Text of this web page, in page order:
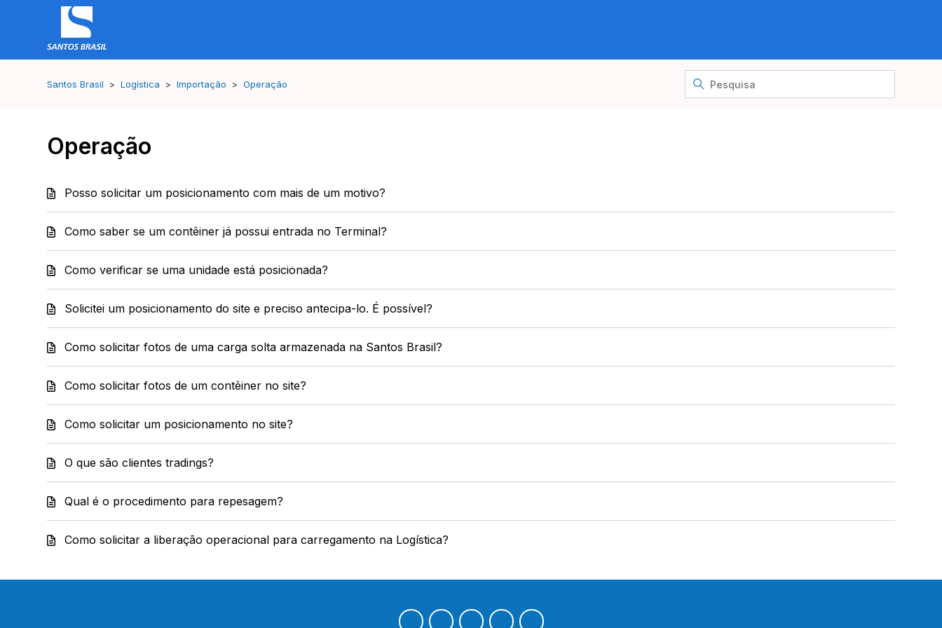
Santos Brasil Logística Importação Operação
Operação
Posso solicitar um posicionamento com mais de um motivo?
Como saber se um contêiner já possui entrada no Terminal?
Como verificar se uma unidade está posicionada?
Solicitei um posicionamento do site e preciso antecipa-lo. É possível?
Como solicitar fotos de uma carga solta armazenada na Santos Brasil?
Como solicitar fotos de um contêiner no site?
Como solicitar um posicionamento no site?
O que são clientes tradings?
Qual é o procedimento para repesagem?
Como solicitar a liberação operacional para carregamento na Logística?